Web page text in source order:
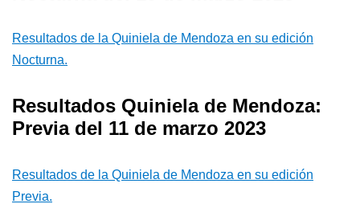
Resultados de la Quiniela de Mendoza en su edición
Nocturna.
Resultados Quiniela de Mendoza:
Previa del 11 de marzo 2023
Resultados de la Quiniela de Mendoza en su edición
Previa.